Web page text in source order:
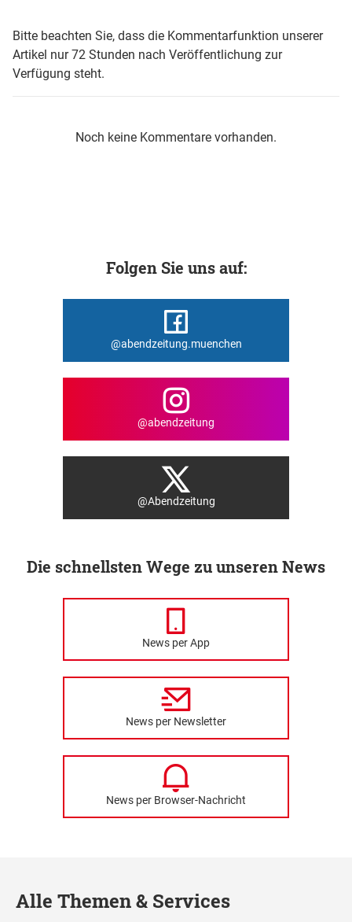
Bitte beachten Sie, dass die Kommentarfunktion unserer
Artikel nur 72 Stunden nach Veröffentlichung zur
Verfügung steht.
Noch keine Kommentare vorhanden.
Folgen Sie uns auf:
@abendzeitung.muenchen
@abendzeitung
@Abendzeitung
Die schnellsten Wege zu unseren News
News per App
News per Newsletter
News per Browser-Nachricht
Alle Themen & Services